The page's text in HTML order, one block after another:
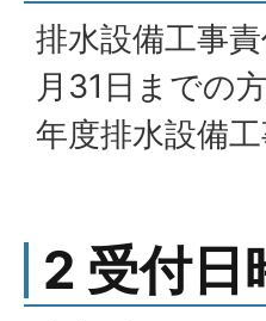
排水設備工事
月31日までの
年度排水設備
2 受付日